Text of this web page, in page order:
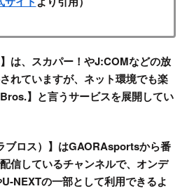
は、スカパー！やJ:COMなどの放
れていますが、 ネット環境でも楽
】 と言うサービスを展開してい
ブロス）】はGAORAsportsから番
信しているチャンネルで、オンデ
NEXTの一部として利用できるよ